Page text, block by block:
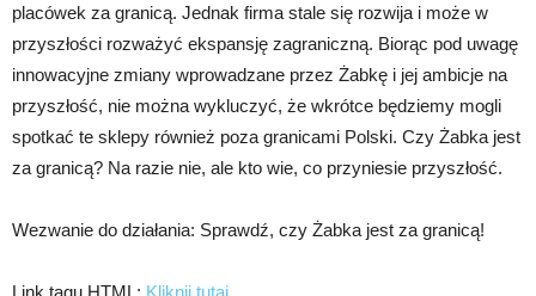
placówek za granicą. Jednak firma stale się rozwija i może w
przyszłości rozważyć ekspansję zagraniczną. Biorąc pod uwagę
innowacyjne zmiany wprowadzane przez Żabkę i jej ambicje na
przyszłość, nie można wykluczyć, że wkrótce będziemy mogli
spotkać te sklepy również poza granicami Polski. Czy Żabka jest
za granicą? Na razie nie, ale kto wie, co przyniesie przyszłość.
Wezwanie do działania: Sprawdź, czy Żabka jest za granicą!
Link tagu HTML: Kliknij tutaj